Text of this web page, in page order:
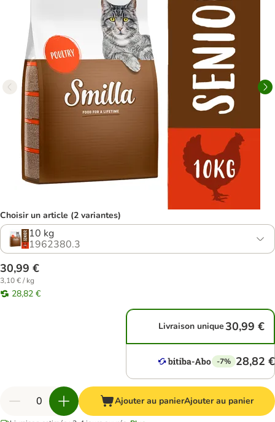
Choisir un article (2 variantes)
10 kg
1962380.3
30,99 €
3,10 € / kg
28,82 €
Livraison unique30,99 €
-7% 28,82 €
Ajouter au panierAjouter au panier